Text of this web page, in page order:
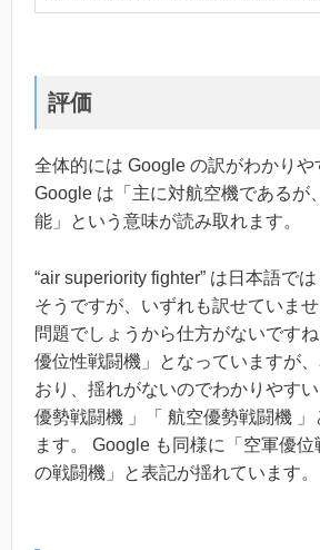
評価
全体的には Google の訳がわかりや
Google は「主に対航空機であるが
能」という意味が読み取れます。
“air superiority fighter” は日本語で
そうですが、いずれも訳せていま
問題でしょうから仕方がないです
優位性戦闘機」となっていますが
おり、揺れがないのでわかりやす
優勢戦闘機 」「 航空優勢戦闘機
ます。 Google も同様に「空軍優
の戦闘機」と表記が揺れています。